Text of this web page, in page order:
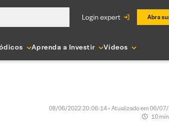
login expert Abra
Aprenda a Investir Vídeos
08/06/2022 20:06:14 • Atualizado em 06/
10